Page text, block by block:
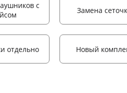
с
Замена
отдельно Новый